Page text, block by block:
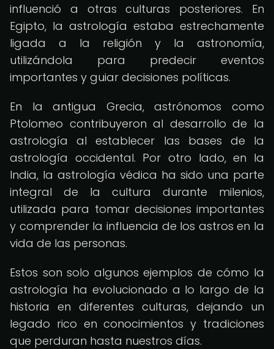
influenció a otras culturas posteriores. En
Egipto, la astrología estaba estrechamente
ligada a la religión y la astronomía,
utilizándola para predecir eventos
importantes y guiar decisiones políticas.
En la antigua Grecia, astrónomos como
Ptolomeo contribuyeron al desarrollo de la
astrología al establecer las bases de la
astrología occidental. Por otro lado, en la
India, la astrología védica ha sido una parte
integral de la cultura durante milenios,
utilizada para tomar decisiones importantes
y comprender la influencia de los astros en la
vida de las personas.
Estos son solo algunos ejemplos de cómo la
astrología ha evolucionado a lo largo de la
historia en diferentes culturas, dejando un
legado rico en conocimientos y tradiciones
que perduran hasta nuestros días.